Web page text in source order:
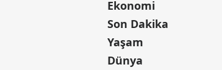
Ekonomi
Son Dakika
Yaşam
Dünya